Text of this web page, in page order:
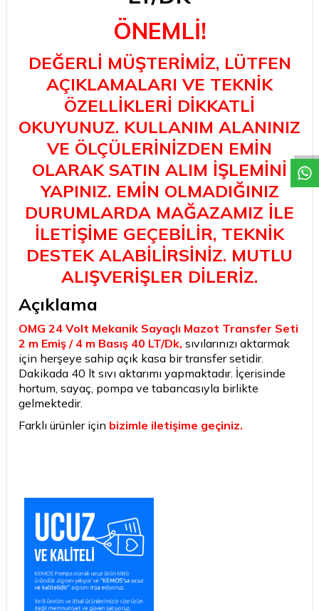
WhatappDesteHatt
ÖNEMLİ!
DEĞERLİ MÜŞTERİMİZ, LÜTFEN
AÇIKLAMALARI VE TEKNİK
ÖZELLİKLERİ DİKKATLİ
OKUYUNUZ. KULLANIM ALANINIZ
VE ÖLÇÜLERİNİZDEN EMİN
OLARAK SATIN ALIM İŞLEMİNİ
YAPINIZ. EMİN OLMADIĞINIZ
DURUMLARDA MAĞAZAMIZ İLE
İLETİŞİME GEÇEBİLİR, TEKNİK
DESTEK ALABİLİRSİNİZ. MUTLU
ALIŞVERİŞLER DİLERİZ.
Açıklama
OMG 24 Volt Mekanik Sayaçlı Mazot Transfer Seti
2 m Emiş / 4 m Basış 40 LT/Dk, sıvılarınızı aktarmak
için herşeye sahip açık kasa bir transfer setidir.
Dakikada 40 lt sıvı aktarımı yapmaktadır. İçerisinde
hortum, sayaç, pompa ve tabancasıyla birlikte
gelmektedir.
Farklı ürünler için bizimle iletişime geçiniz.